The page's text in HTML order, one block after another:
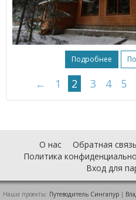
Подробнее
← 1 2 3 4 5
О нас Обратная связь
Политика
Вход для
Наши проекты: Путеводитель Сингапур |